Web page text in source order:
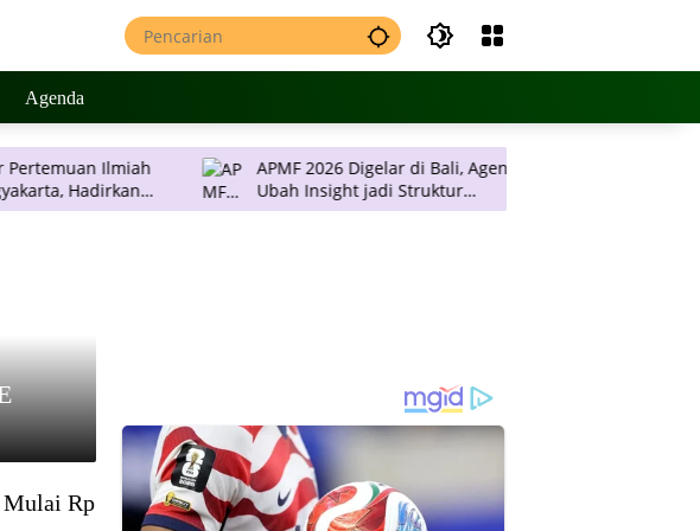
Agenda
Ilmiah
APMF 2026 Digelar di Bali, Agendanya
Ubah Insight jadi Struktur
Pengambilan Keputusan
Mulai Rp